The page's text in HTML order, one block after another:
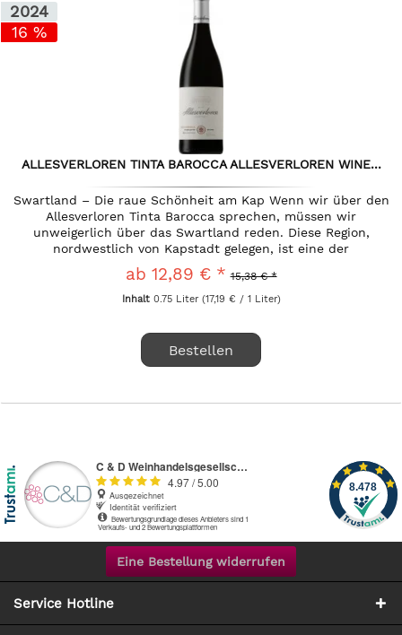
2024
16 %
ALLESVERLOREN TINTA BAROCCA ALLESVERLOREN WINE...
Swartland – Die raue Schönheit am Kap Wenn wir über den
Allesverloren Tinta Barocca sprechen, müssen wir
unweigerlich über das Swartland reden. Diese Region,
nordwestlich von Kapstadt gelegen, ist eine der
aufregendsten Weinregionen...
ab 12,89 € * 15,38 € *
Inhalt 0.75 Liter (17,19 € / 1 Liter)
Bestellen
Eine Bestellung widerrufen
Service Hotline